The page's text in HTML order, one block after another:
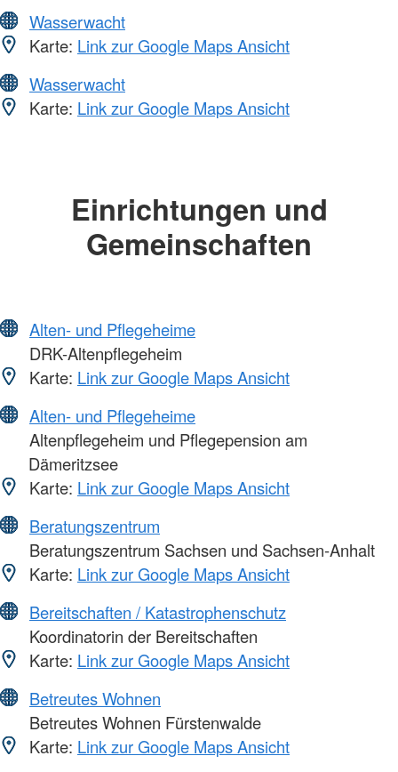
Wasserwacht
Karte: Link zur Google Maps Ansicht
Wasserwacht
Karte: Link zur Google Maps Ansicht
Einrichtungen und
Gemeinschaften
Alten- und Pflegeheime
DRK-Altenpflegeheim
Karte: Link zur Google Maps Ansicht
Alten- und Pflegeheime
Altenpflegeheim und Pflegepension am
Dämeritzsee
Karte: Link zur Google Maps Ansicht
Beratungszentrum
Beratungszentrum Sachsen und Sachsen-Anhalt
Karte: Link zur Google Maps Ansicht
Bereitschaften / Katastrophenschutz
Koordinatorin der Bereitschaften
Karte: Link zur Google Maps Ansicht
Betreutes Wohnen
Betreutes Wohnen Fürstenwalde
Karte: Link zur Google Maps Ansicht